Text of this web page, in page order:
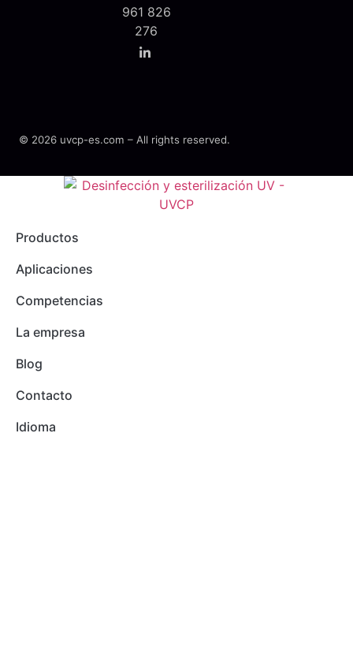
961 826
276
© 2026 uvcp-es.com – All rights reserved.
Productos
Aplicaciones
Competencias
La empresa
Blog
Contacto
Idioma